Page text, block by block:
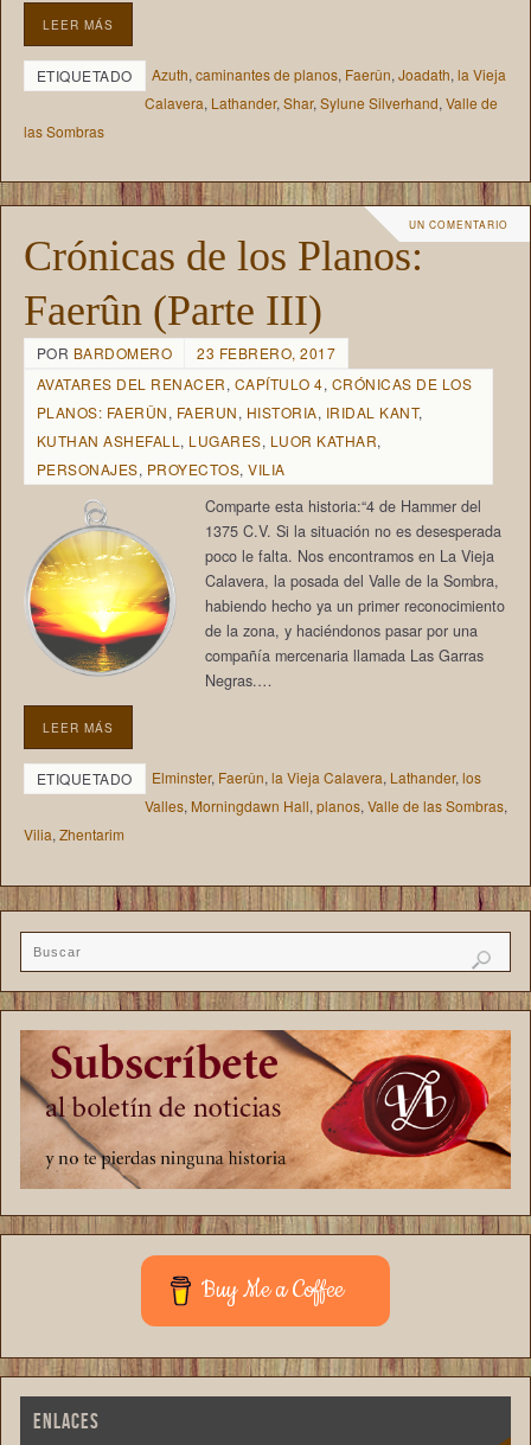
LEER MÁS
ETIQUETADO Azuth, caminantes de planos, Faerûn, Joadath, la Vieja
Calavera, Lathander, Shar, Sylune Silverhand, Valle de
las Sombras
UN COMENTARIO
Crónicas de los Planos:
Faerûn (Parte III)
POR BARDOMERO
23 FEBRERO, 2017
AVATARES DEL RENACER, CAPÍTULO 4, CRÓNICAS DE LOS
PLANOS: FAERÛN, FAERUN, HISTORIA, IRIDAL KANT,
KUTHAN ASHEFALL , LUGARES, LUOR KATHAR,
PERSONAJES, PROYECTOS,VILIA
Comparte esta historia:“4 de Hammer del
1375 C.V. Si la situación no es desesperada
poco le falta. Nos encontramos en La Vieja
Calavera, la posada del Valle de la Sombra,
habiendo hecho ya un primer reconocimiento
de la zona, y haciéndonos pasar por una
compañía mercenaria llamada Las Garras
Negras.…
LEER MÁS
ETIQUETADO Elminster, Faerûn, la Vieja Calavera, Lathander, los
Valles, Morningdawn Hall, planos, Valle de las Sombras,
Vilia, Zhentarim
Buy Me a Coffee
ENLACES